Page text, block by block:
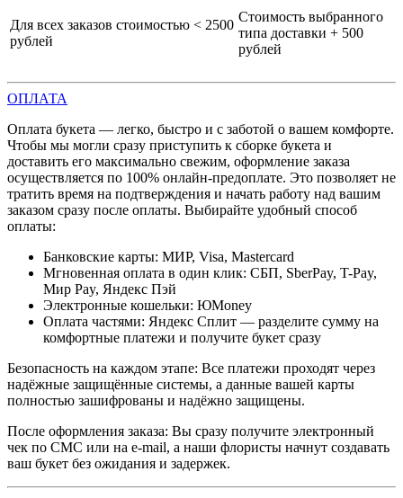
Для всех заказов стоимостью < 2500
рублей
Стоимость выбранного
типа доставки + 500
рублей
ОПЛАТА
Оплата букета — легко, быстро и с заботой о вашем комфорте.
Чтобы мы могли сразу приступить к сборке букета и
доставить его максимально свежим, оформление заказа
осуществляется по 100% онлайн-предоплате. Это позволяет не
тратить время на подтверждения и начать работу над вашим
заказом сразу после оплаты. Выбирайте удобный способ
оплаты:
Банковские карты: МИР, Visa, Mastercard
Мгновенная оплата в один клик: СБП, SberPay, T-Pay,
Мир Pay, Яндекс Пэй
Электронные кошельки: ЮMoney
Оплата частями: Яндекс Сплит — разделите сумму на
комфортные платежи и получите букет сразу
Безопасность на каждом этапе: Все платежи проходят через
надёжные защищённые системы, а данные вашей карты
полностью зашифрованы и надёжно защищены.
После оформления заказа: Вы сразу получите электронный
чек по СМС или на e-mail, а наши флористы начнут создавать
ваш букет без ожидания и задержек.